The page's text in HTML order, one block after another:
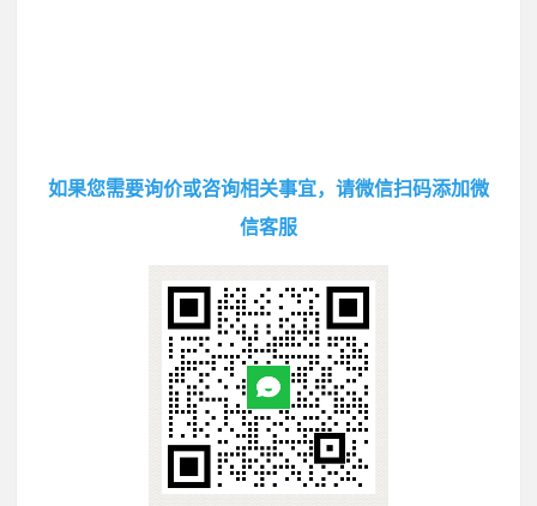
如果您需要询价或咨询相关事宜，请微信扫码添加微
信客服